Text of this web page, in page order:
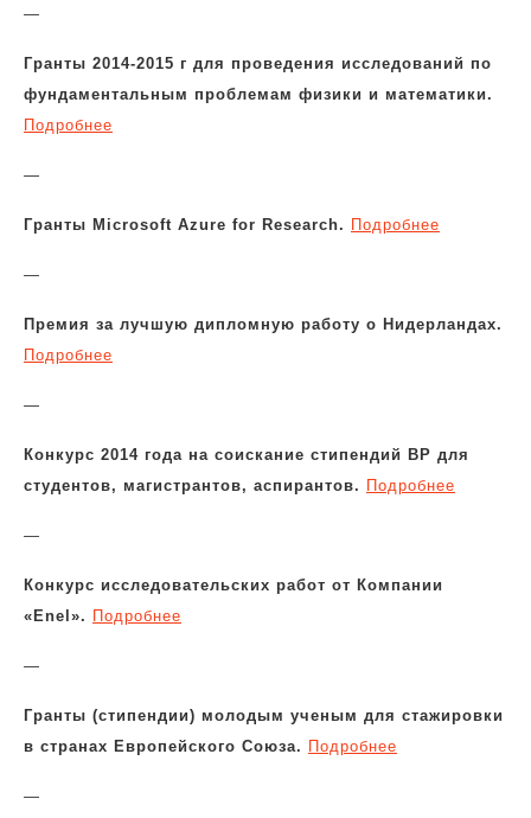
—
Гранты 2014-2015 г для проведения исследований по
фундаментальным проблемам физики и математики.
Подробнее
—
Гранты Microsoft Azure for Research. Подробнее
—
Премия за лучшую дипломную работу о Нидерландах.
Подробнее
—
Конкурс 2014 года на соискание стипендий BP для
студентов, магистрантов, аспирантов. Подробнее
—
Конкурс исследовательских работ от Компании
«Enel». Подробнее
—
Гранты (стипендии) молодым ученым для стажировки
в странах Европейского Союза. Подробнее
—